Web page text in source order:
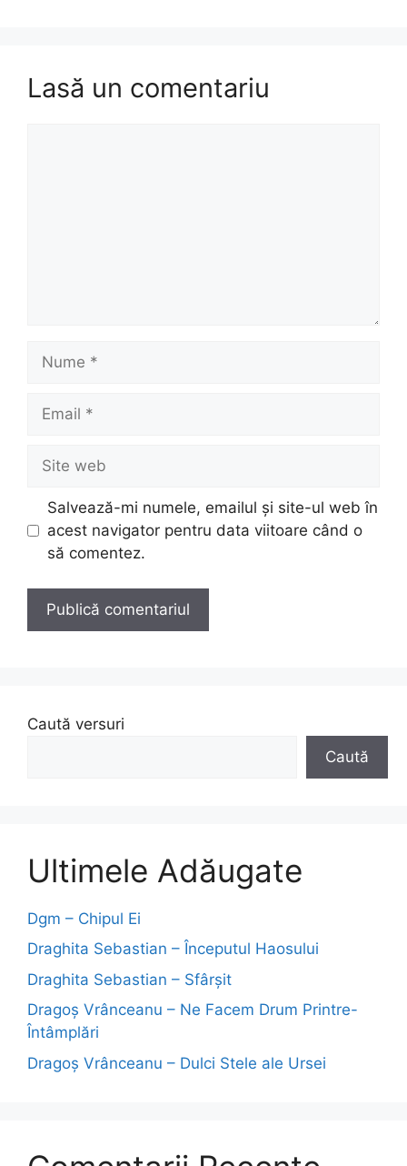
Lasă un comentariu
Nume
Email
Site
web
Salvează-mi numele, emailul și site-ul web în
acest navigator pentru data viitoare când o
să comentez.
Caută versuri
Caută
Ultimele Adăugate
Dgm – Chipul Ei
Draghita Sebastian – Începutul Haosului
Draghita Sebastian – Sfârșit
Dragoş Vrânceanu – Ne Facem Drum Printre-
Întâmplări
Dragoş Vrânceanu – Dulci Stele ale Ursei